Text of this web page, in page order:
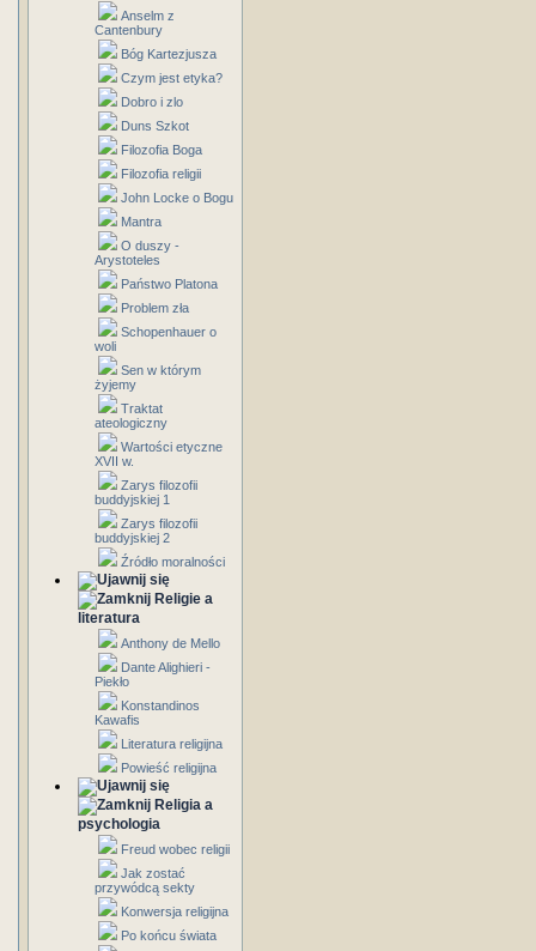
Anselm z
Cantenbury
Bóg Kartezjusza
Czym jest etyka?
Dobro i zlo
Duns Szkot
Filozofia Boga
Filozofia religii
John Locke o Bogu
Mantra
O duszy -
Arystoteles
Państwo Platona
Problem zła
Schopenhauer o
woli
Sen w którym
żyjemy
Traktat
ateologiczny
Wartości etyczne
XVII w.
Zarys filozofii
buddyjskiej 1
Zarys filozofii
buddyjskiej 2
Źródło moralności
Religie a
literatura
Anthony de Mello
Dante Alighieri -
Piekło
Konstandinos
Kawafis
Literatura religijna
Powieść religijna
Religia a
psychologia
Freud wobec religii
Jak zostać
przywódcą sekty
Konwersja religijna
Po końcu świata